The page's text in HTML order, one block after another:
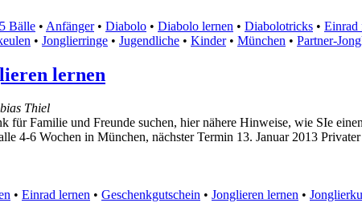
5 Bälle • Anfänger• Diabolo • Diabolo lernen • Diabolotricks • Einrad
• Jonglierringe • Jugendliche • Kinder• München • Partner-
lernen
Thiel
für Familie und Freunde suchen, hier nähere Hinweise, wie SIe
4-6 Wochen in München, nächster Termin 13. Januar 2013
• Einrad lernen • Geschenkgutschein • Jonglieren lernen •